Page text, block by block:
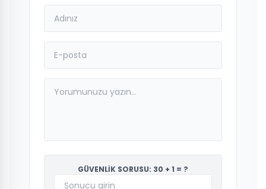
GÜVENLİK SORUSU: 30 + 1 = ?